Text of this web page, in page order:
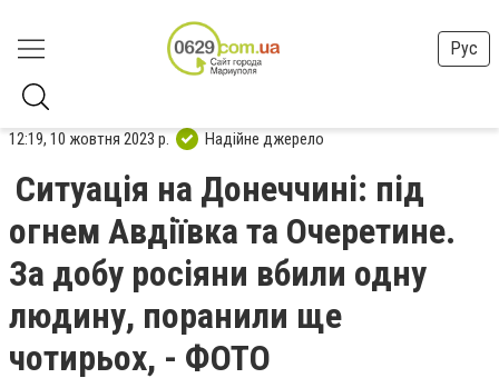
Рус
12:19, 10 жовтня 2023 р. Надійне джерело
Ситуація на Донеччині: під
огнем Авдіївка та Очеретине.
За добу росіяни вбили одну
людину, поранили ще
чотирьох, - ФОТО